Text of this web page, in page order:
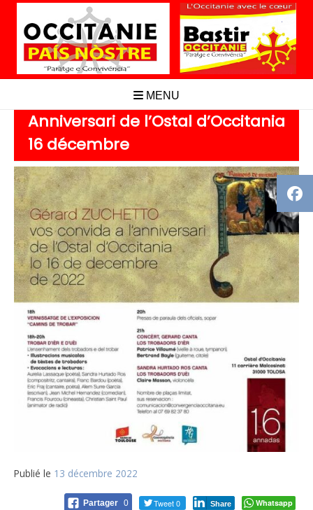
Aller
contenu
MENU
Anniversari de l’Ostal d’Occitania
16 décembre
Publié le 13 décembre 2022
Partager 0 Tweet 0 Share Whatsapp